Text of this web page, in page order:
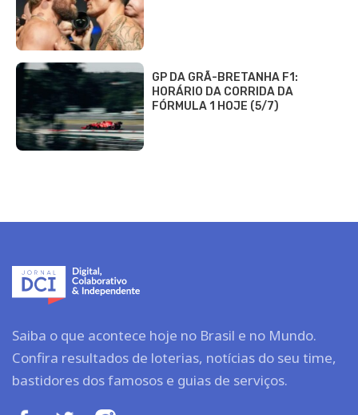
GP DA GRÃ-BRETANHA F1:
HORÁRIO DA CORRIDA DA
FÓRMULA 1 HOJE (5/7)
Saiba o que acontece hoje no Brasil e no Mundo.
Confira resultados de loterias, notícias do seu time,
bastidores dos famosos e guias de serviços.